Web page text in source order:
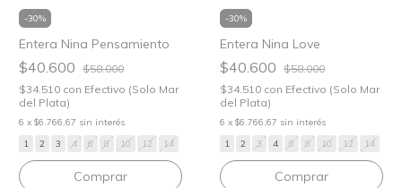
-30%
Entera Nina Pensamiento
$40.600 $58.000
$34.510 con Efectivo (Solo Mar
del Plata)
6 x $6.766,67 sin interés
1
2 3 4 6 8 10 12 14
Comprar
-30%
Entera Nina Love
$40.600 $58.000
$34.510 con Efectivo (Solo Mar
del Plata)
6 x $6.766,67 sin interés
1
2 3 4 6 8 10 12 14
Comprar